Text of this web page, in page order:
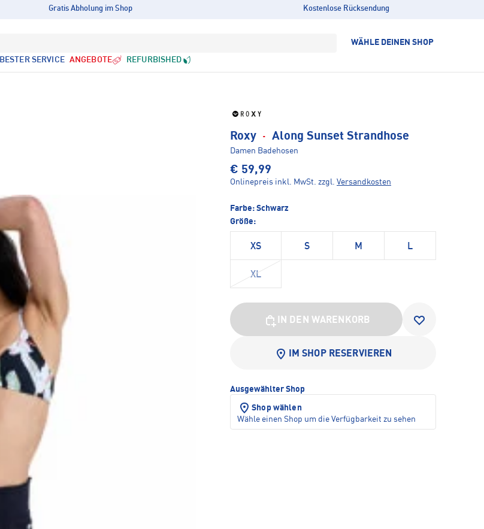
Gratis Abholung im Shop Kostenlose Rücksendung
WÄHLE DEINEN SHOP
BESTER SERVICE ANGEBOTE REFURBISHED
Roxy · Along Sunset Strandhose
Damen Badehosen
€ 59,99
Onlinepreis inkl. MwSt. zzgl. Versandkosten
Farbe: Schwarz
Größe:
XS S M L
XL
IN DEN WARENKORB
IM SHOP RESERVIEREN
Ausgewählter Shop
Shop wählen
Wähle einen Shop um die Verfügbarkeit zu sehen